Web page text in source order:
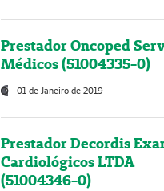
Prestador Oncoped
Médicos (51004335-0)
01 de Janeiro de 2019
Prestador Decordis
Cardiológicos LTDA
(51004346-0)